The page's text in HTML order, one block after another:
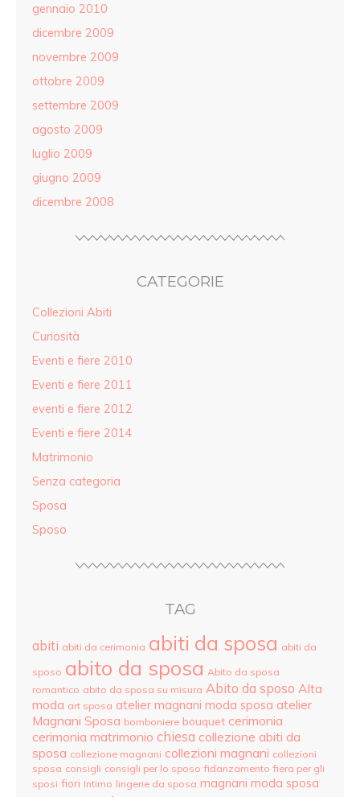
gennaio 2010
dicembre 2009
novembre 2009
ottobre 2009
settembre 2009
agosto 2009
luglio 2009
giugno 2009
dicembre 2008
CATEGORIE
Collezioni Abiti
Curiosità
Eventi e fiere 2010
Eventi e fiere 2011
eventi e fiere 2012
Eventi e fiere 2014
Matrimonio
Senza categoria
Sposa
Sposo
TAG
abiti abiti da cerimonia abiti da sposa abiti da
sposo abito da sposa Abito da sposa
romantico abito da sposa su misura Abito da sposo Alta
moda art sposa atelier magnani moda sposa atelier
Magnani Sposa bomboniere bouquet cerimonia
cerimonia matrimonio chiesa collezione abiti da
sposa collezione magnani collezioni magnani collezioni
sposa consigli consigli per lo sposo fidanzamento fiera per gli
sposi fiori Intimo lingerie da sposa magnani moda sposa